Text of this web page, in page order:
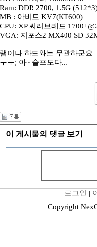
Ram: DDR 2700, 1.5G (512*3)
MB : 아비트 KV7(KT600)
CPU: XP 써러브레드
VGA: 지포스2 MX400 SD
램이나 하드와는 무관하군요..
ㅜㅜ; 아~ 슬프도다...
이 게시물의 댓글 보기
로그인 |
Copyright